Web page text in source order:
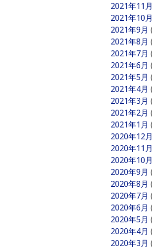
2021年11月
2021年10月
2021年9月
2021年8月
2021年7月
2021年6月
2021年5月
2021年4月
2021年3月
2021年2月
2021年1月
2020年12月
2020年11月
2020年10月
2020年9月
2020年8月
2020年7月
2020年6月
2020年5月
2020年4月
2020年3月